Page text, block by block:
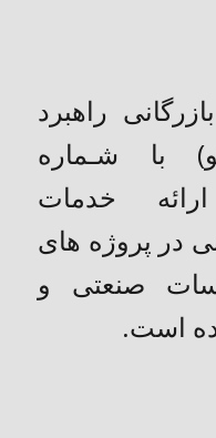
راهبرد
با شـماره
ارائه خدمات
در پروژه های
صنعتی و
است.